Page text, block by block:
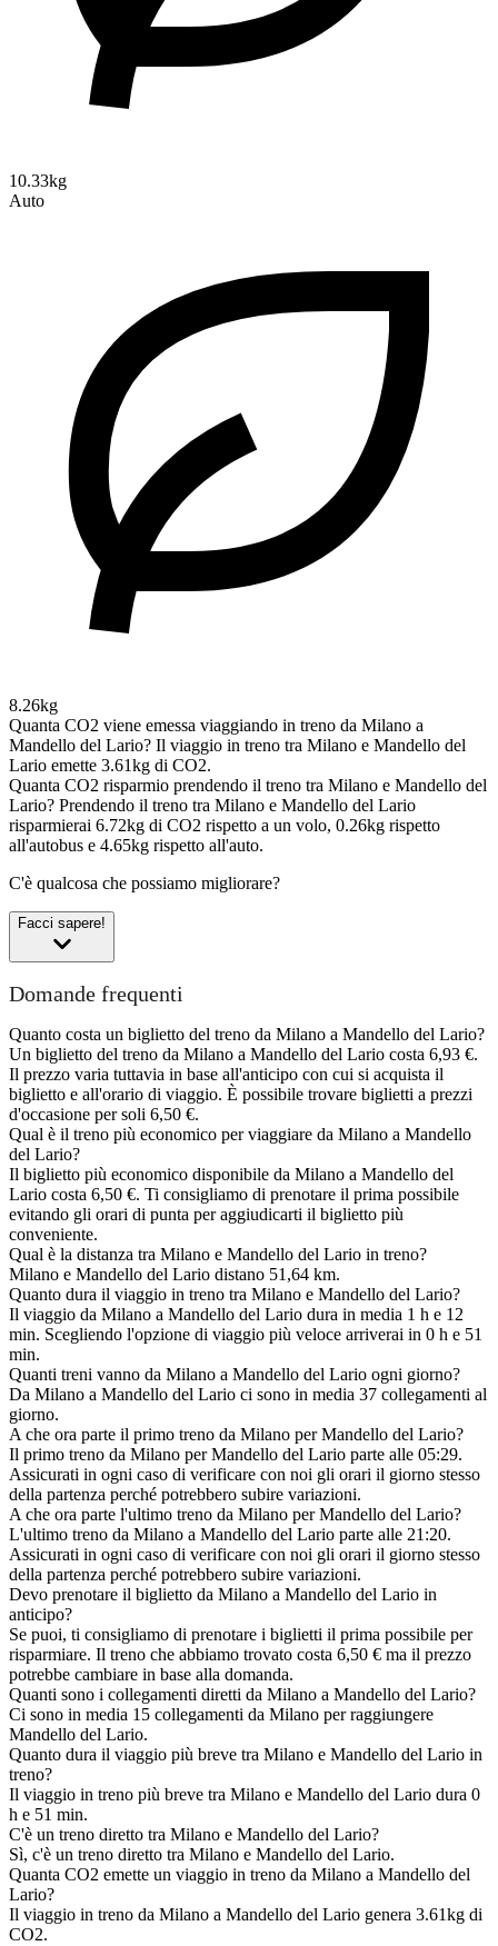
10.33kg
Auto
8.26kg
Quanta CO2 viene emessa viaggiando in treno da Milano a
Mandello del Lario? Il viaggio in treno tra Milano e Mandello del
Lario emette 3.61kg di CO2.
Quanta CO2 risparmio prendendo il treno tra Milano e Mandello del
Lario? Prendendo il treno tra Milano e Mandello del Lario
risparmierai 6.72kg di CO2 rispetto a un volo, 0.26kg rispetto
all'autobus e 4.65kg rispetto all'auto.
C'è qualcosa che possiamo migliorare?
Facci sapere!
Domande frequenti
Quanto costa un biglietto del treno da Milano a Mandello del Lario?
Un biglietto del treno da Milano a Mandello del Lario costa 6,93 €.
Il prezzo varia tuttavia in base all'anticipo con cui si acquista il
biglietto e all'orario di viaggio. È possibile trovare biglietti a prezzi
d'occasione per soli 6,50 €.
Qual è il treno più economico per viaggiare da Milano a Mandello
del Lario?
Il biglietto più economico disponibile da Milano a Mandello del
Lario costa 6,50 €. Ti consigliamo di prenotare il prima possibile
evitando gli orari di punta per aggiudicarti il biglietto più
conveniente.
Qual è la distanza tra Milano e Mandello del Lario in treno?
Milano e Mandello del Lario distano 51,64 km.
Quanto dura il viaggio in treno tra Milano e Mandello del Lario?
Il viaggio da Milano a Mandello del Lario dura in media 1 h e 12
min. Scegliendo l'opzione di viaggio più veloce arriverai in 0 h e 51
min.
Quanti treni vanno da Milano a Mandello del Lario ogni giorno?
Da Milano a Mandello del Lario ci sono in media 37 collegamenti al
giorno.
A che ora parte il primo treno da Milano per Mandello del Lario?
Il primo treno da Milano per Mandello del Lario parte alle 05:29.
Assicurati in ogni caso di verificare con noi gli orari il giorno stesso
della partenza perché potrebbero subire variazioni.
A che ora parte l'ultimo treno da Milano per Mandello del Lario?
L'ultimo treno da Milano a Mandello del Lario parte alle 21:20.
Assicurati in ogni caso di verificare con noi gli orari il giorno stesso
della partenza perché potrebbero subire variazioni.
Devo prenotare il biglietto da Milano a Mandello del Lario in
anticipo?
Se puoi, ti consigliamo di prenotare i biglietti il prima possibile per
risparmiare. Il treno che abbiamo trovato costa 6,50 € ma il prezzo
potrebbe cambiare in base alla domanda.
Quanti sono i collegamenti diretti da Milano a Mandello del Lario?
Ci sono in media 15 collegamenti da Milano per raggiungere
Mandello del Lario.
Quanto dura il viaggio più breve tra Milano e Mandello del Lario in
treno?
Il viaggio in treno più breve tra Milano e Mandello del Lario dura 0
h e 51 min.
C'è un treno diretto tra Milano e Mandello del Lario?
Sì, c'è un treno diretto tra Milano e Mandello del Lario.
Quanta CO2 emette un viaggio in treno da Milano a Mandello del
Lario?
Il viaggio in treno da Milano a Mandello del Lario genera 3.61kg di
CO2.